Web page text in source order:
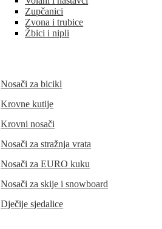
Zupčanici
Zvona i trubice
Žbici i nipli
Nosači za bicikl
Krovne kutije
Krovni nosači
Nosači za stražnja vrata
Nosači za EURO kuku
Nosači za skije i snowboard
Dječije sjedalice